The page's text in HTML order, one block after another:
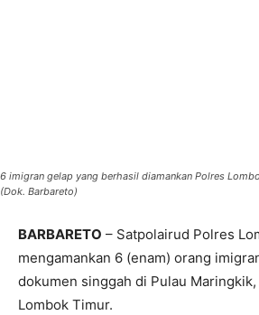
6 imigran gelap yang berhasil diamankan Polres
(Dok. Barbareto)
BARBARETO – Satpolairud Polres
mengamankan 6 (enam) orang
dokumen singgah di Pulau Maringkik,
Lombok Timur.